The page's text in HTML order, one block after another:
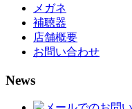
メガネ
補聴器
店舗概要
お問い合わせ
News